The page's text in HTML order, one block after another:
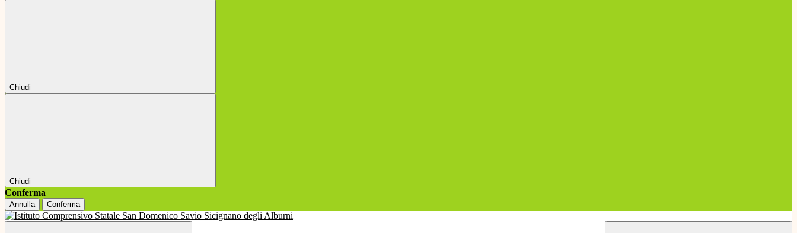
Chiudi
Chiudi
Conferma
Annulla Conferma